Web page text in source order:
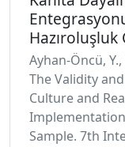
Hazıroluşluk
Ayhan-Öncü,
The Validity
Culture and
Implementation
Sample. 7th